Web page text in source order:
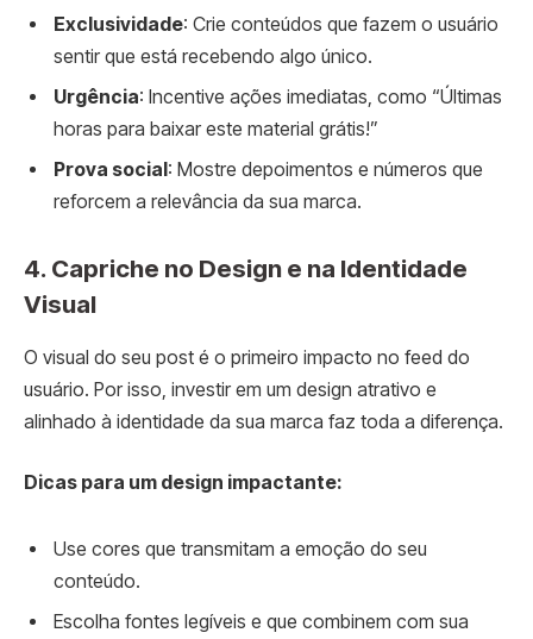
Exclusividade: Crie conteúdos que fazem o usuário
sentir que está recebendo algo único.
Urgência: Incentive ações imediatas, como “Últimas
horas para baixar este material grátis!”
Prova social: Mostre depoimentos e números que
reforcem a relevância da sua marca.
4. Capriche no Design e na Identidade
Visual
O visual do seu post é o primeiro impacto no feed do
usuário. Por isso, investir em um design atrativo e
alinhado à identidade da sua marca faz toda a diferença.
Dicas para um design impactante:
Use cores que transmitam a emoção do seu
conteúdo.
Escolha fontes legíveis e que combinem com sua